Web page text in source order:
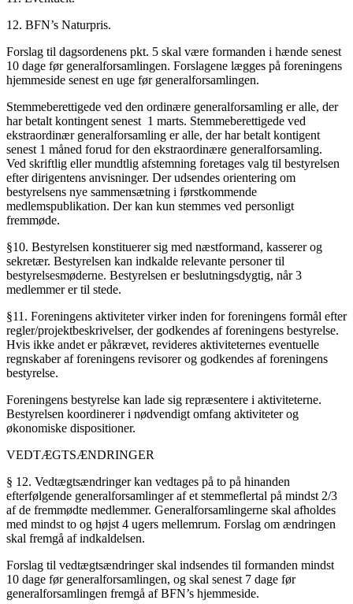
12. BFN’s Naturpris.
Forslag til dagsordenens pkt. 5 skal være formanden i hænde senest
10 dage før generalforsamlingen. Forslagene lægges på foreningens
hjemmeside senest en uge før generalforsamlingen.
Stemmeberettigede ved den ordinære generalforsamling er alle, der
har betalt kontingent senest 1 marts. Stemmeberettigede ved
ekstraordinær generalforsamling er alle, der har betalt kontigent
senest 1 måned forud for den ekstraordinære generalforsamling.
Ved skriftlig eller mundtlig afstemning foretages valg til bestyrelsen
efter dirigentens anvisninger. Der udsendes orientering om
bestyrelsens nye sammensætning i førstkommende
medlemspublikation. Der kan kun stemmes ved personligt
fremmøde.
§10. Bestyrelsen konstituerer sig med næstformand, kasserer og
sekretær. Bestyrelsen kan indkalde relevante personer til
bestyrelsesmøderne. Bestyrelsen er beslutningsdygtig, når 3
medlemmer er til stede.
§11. Foreningens aktiviteter virker inden for foreningens formål efter
regler/projektbeskrivelser, der godkendes af foreningens bestyrelse.
Hvis ikke andet er påkrævet, revideres aktiviteternes eventuelle
regnskaber af foreningens revisorer og godkendes af foreningens
bestyrelse.
Foreningens bestyrelse kan lade sig repræsentere i aktiviteterne.
Bestyrelsen koordinerer i nødvendigt omfang aktiviteter og
økonomiske dispositioner.
VEDTÆGTSÆNDRINGER
§ 12. Vedtægtsændringer kan vedtages på to på hinanden
efterfølgende generalforsamlinger af et stemmeflertal på mindst 2/3
af de fremmødte medlemmer. Generalforsamlingerne skal afholdes
med mindst to og højst 4 ugers mellemrum. Forslag om ændringen
skal fremgå af indkaldelsen.
Forslag til vedtægtsændringer skal indsendes til formanden mindst
10 dage før generalforsamlingen, og skal senest 7 dage før
generalforsamlingen fremgå af BFN’s hjemmeside.